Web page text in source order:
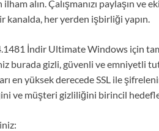
alın. Çalışmanızı paylaşın ve
kanalda, her yerden işbirliği yapın.
İndir Ultimate Windows için
burada gizli, güvenli ve emniyetli
en yüksek derecede SSL ile
ve müşteri gizliliğini birincil